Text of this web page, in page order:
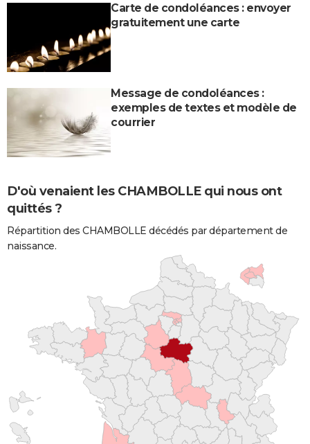
Carte de condoléances : envoyer
gratuitement une carte
Message de condoléances :
exemples de textes et modèle de
courrier
D'où venaient les CHAMBOLLE qui nous ont
quittés ?
Répartition des CHAMBOLLE décédés par département de
naissance.